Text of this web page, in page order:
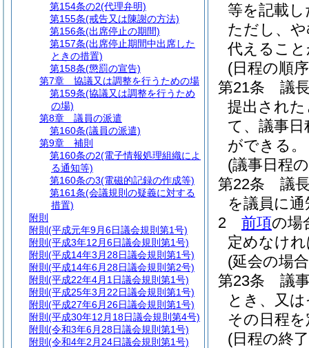
等を記載
ただし、
代えるこ
(日程の順
第21条
議
提出され
て、議事
ができる。
(議事日程
第22条
議
を議員に
2
前項の場
定めなけ
(延会の場
第23条
議
とき、又
その日程
(日程の終
第154条の2(代理弁明)
第155条(戒告又は陳謝の方法)
第156条(出席停止の期間)
第157条(出席停止期間中出席した
ときの措置)
第158条(懲罰の宣告)
第7章
協議又は調整を行うための場
第159条(協議又は調整を行うため
の場)
第8章
議員の派遣
第160条(議員の派遣)
第9章
補則
第160条の2(電子情報処理組織によ
る通知等)
第160条の3(電磁的記録の作成等)
第161条(会議規則の疑義に対する
措置)
附則
附則 (平成元年9月6日議会規則第1号)
附則 (平成3年12月6日議会規則第1号)
附則 (平成14年3月28日議会規則第1号)
附則 (平成14年6月28日議会規則第2号)
附則 (平成22年4月1日議会規則第1号)
附則 (平成25年3月22日議会規則第1号)
附則 (平成27年6月26日議会規則第1号)
附則 (平成30年12月18日議会規則第4号)
附則 (令和3年6月28日議会規則第1号)
附則 (令和4年2月24日議会規則第1号)